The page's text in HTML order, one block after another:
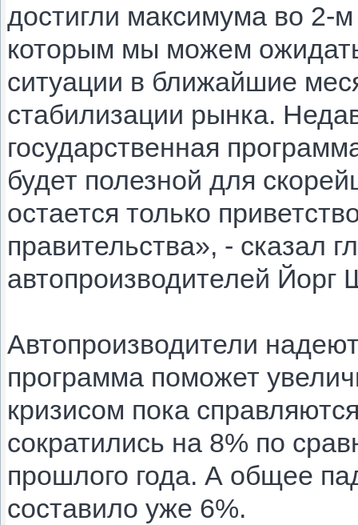
достигли максимума во 2-
которым мы можем
ситуации в ближайшие
стабилизации рынка.
государственная
будет полезной для
остается только
правительства», - сказал
автопроизводителей Йорг
Автопроизводители
программа поможет
кризисом пока
сократились на 8% по
прошлого года. А общее
составило уже 6%.